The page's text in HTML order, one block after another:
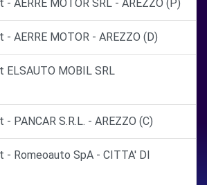
- AERRE MOTOR SRL - AREZZO (P)
AERRE MOTOR - AREZZO (D)
ELSAUTO MOBIL SRL
PANCAR S.R.L. - AREZZO (C)
- Romeoauto SpA - CITTA' DI